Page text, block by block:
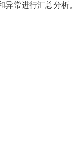
常进行汇总分析。